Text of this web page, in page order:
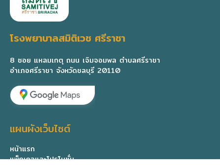
โรงพยาบาลสมิติเวช ศรีราชา
8 ซอย แหลมเกตุ ถนน เจิมจอมพล ตำบลศรีราชา
อำเภอศรีราชา จังหวัดชลบุรี 20110
แผนผังเว็บไซต์
หน้าแรก
แพ็กเกจและโปรโมชั่น